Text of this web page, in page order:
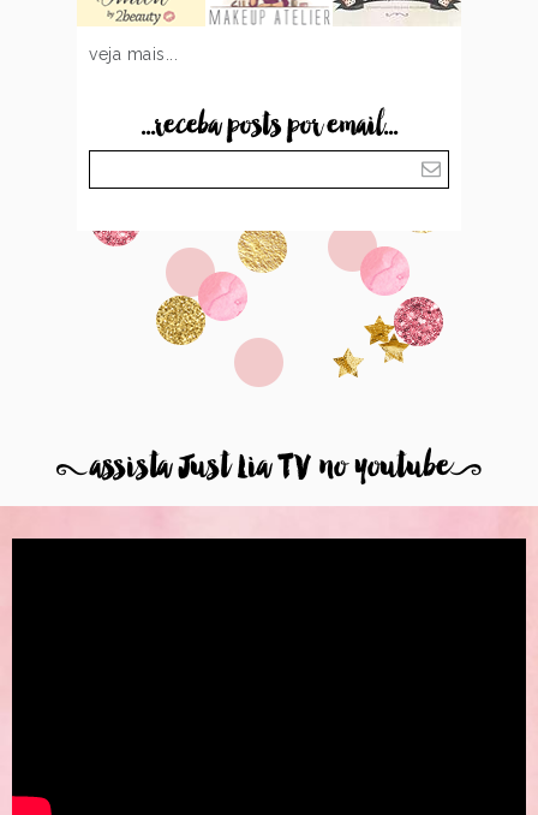
veja mais...
...receba posts por email...
8assista Just Lia TV no youtube9